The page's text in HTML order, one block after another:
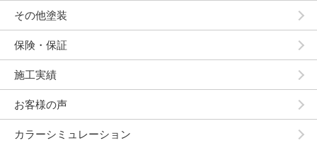
その他塗装
保険・保証
施工実績
お客様の声
カラーシミュレーション